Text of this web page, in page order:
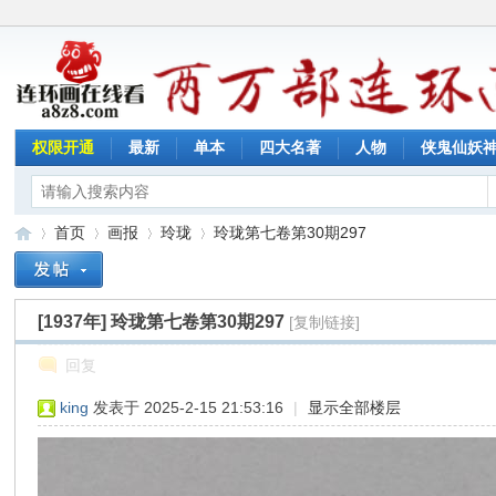
权限开通 最新 单本 四大名著 人物 侠鬼仙妖
»
首页
›
画报
›
玲珑
›
玲珑第七卷第30期297
[1937年]玲珑第七卷第30期297 [复制链接]
回复
king 发表于 2025-2-15 21:53:16 | 显示全部楼层